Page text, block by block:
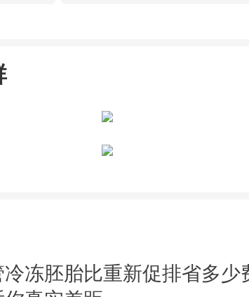
冷冻胚胎比重新促排省多少